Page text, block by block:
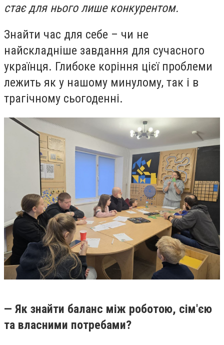
стає для нього лише конкурентом.
Знайти час для себе – чи не
найскладніше завдання для сучасного
українця. Глибоке коріння цієї проблеми
лежить як у нашому минулому, так і в
трагічному сьогоденні.
— Як знайти баланс між роботою, сім'єю
та власними потребами?